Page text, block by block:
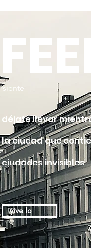
siente
déjate llevar
la ciudad que
ciudades invisibles.
vive lo